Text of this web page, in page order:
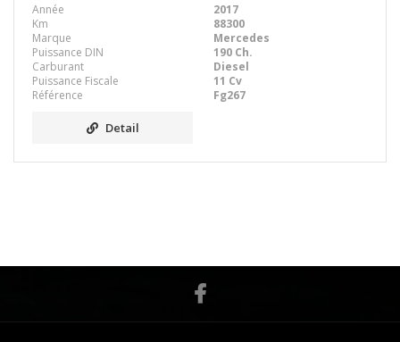
Année
2017
Km
88300
Marque
Mercedes
Puissance DIN
190 Ch.
Carburant
Diesel
Puissance Fiscale
11 Cv
Référence
Fg267
Detail